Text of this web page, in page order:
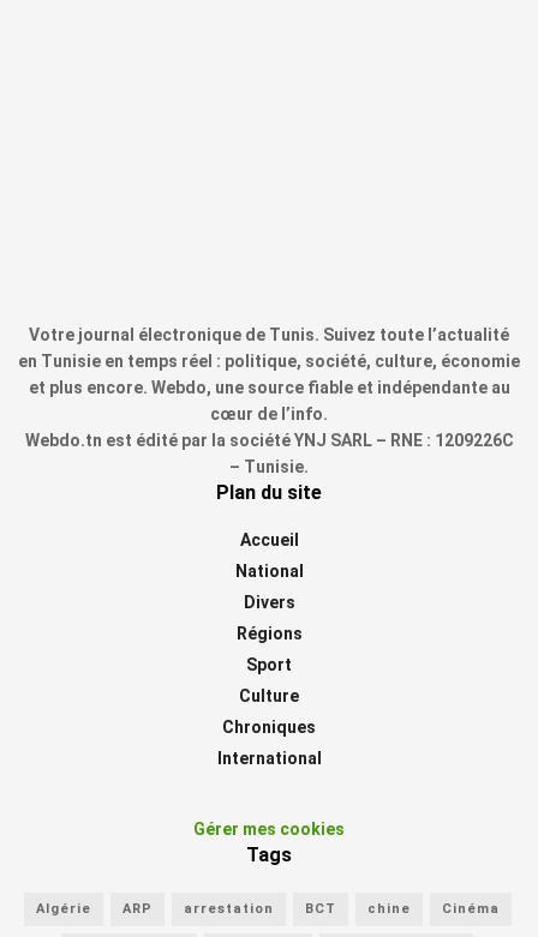
Votre journal électronique de Tunis. Suivez toute l’actualité
en Tunisie en temps réel : politique, société, culture, économie
et plus encore. Webdo, une source fiable et indépendante au
cœur de l’info.
Webdo.tn est édité par la société YNJ SARL – RNE : 1209226C
– Tunisie.
Plan du site
Accueil
National
Divers
Régions
Sport
Culture
Chroniques
International
Gérer mes cookies
Tags
Algérie ARP arrestation BCT chine Cinéma